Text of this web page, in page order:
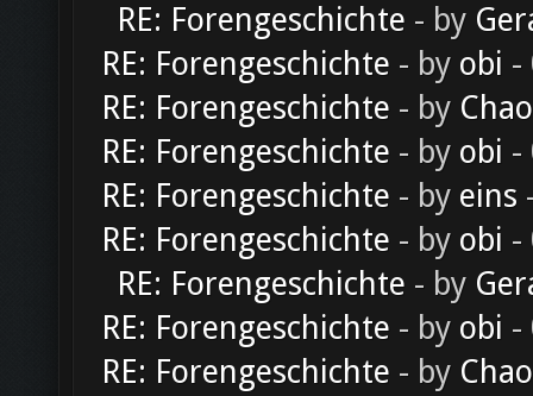
RE: Forengeschichte - by
RE: Forengeschichte - by obi -
RE: Forengeschichte - by
RE: Forengeschichte - by obi -
RE: Forengeschichte - by eins
RE: Forengeschichte - by obi -
RE: Forengeschichte - by
RE: Forengeschichte - by obi -
RE: Forengeschichte - by